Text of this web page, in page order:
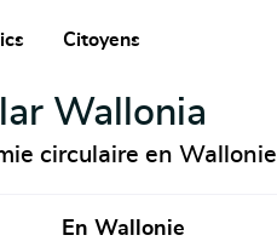
Citoyens
Wallonia
circulaire en Wallonie
En Wallonie